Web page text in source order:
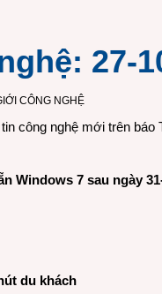
27-
CÔNG NGHỆ
công nghệ mới trên báo
Windows 7 sau ngày
du khách